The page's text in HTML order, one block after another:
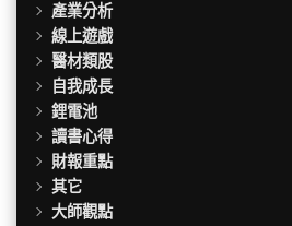
產業分析
線上遊戲
醫材類股
自我成長
鋰電池
讀書心得
財報重點
其它
大師觀點